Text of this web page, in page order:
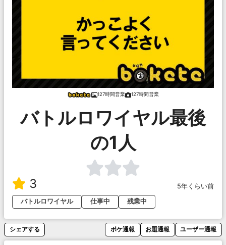
127時間営業 127時間営業
バトルロワイヤル最後
の1人
3
5年くらい前
バトルロワイヤル
仕事中 残業中
シェアする ボケ通報 お題通報 ユーザー通報